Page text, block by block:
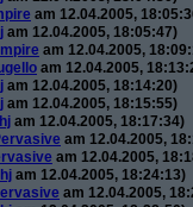
am 12.04.2005,
am 12.04.2005, 18:05:47)
am 12.04.2005,
am 12.04.2005,
am 12.04.2005, 18:14:20)
am 12.04.2005, 18:15:55)
am 12.04.2005, 18:17:34)
am 12.04.2005,
am 12.04.2005,
am 12.04.2005, 18:24:13)
am 12.04.2005,